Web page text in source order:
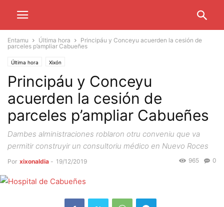
Entamu Última hora
Principáu y Conceyu acuerden la cesión de
parceles p’ampliar Cabueñes
Última hora Xixón
Principáu y Conceyu
acuerden la cesión de
parceles p’ampliar Cabueñes
Dambes alministraciones roblaron otru conveniu que va
permitir construyir un consultoriu médico en Nuevo Roces
Por xixonaldia - 19/12/2019 0
965